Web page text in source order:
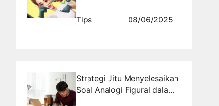
rajakomen.com
Tips 08/06/2025
Strategi Jitu Menyelesaikan
Soal Analogi Figural dalam